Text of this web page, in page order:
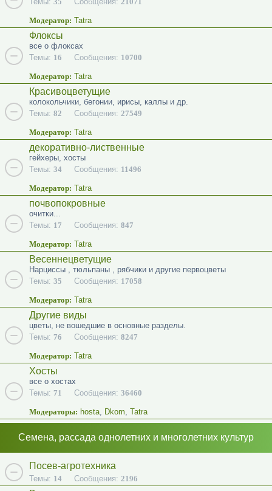
Модератор: Tatra
Флоксы
все о флоксах
Темы: 16 Сообщения: 10700
Модератор: Tatra
Красивоцветущие
колокольчики, бегонии, ирисы, каллы и др.
Темы: 82 Сообщения: 27549
Модератор: Tatra
декоративно-лиственные
гейхеры, хосты
Темы: 34 Сообщения: 11496
Модератор: Tatra
почвопокровные
очитки...
Темы: 17 Сообщения: 847
Модератор: Tatra
Весеннецветущие
Нарциссы , тюльпаны , рябчики и другие первоцветы
Темы: 35 Сообщения: 17058
Модератор: Tatra
Другие виды
цветы, не вошедшие в основные разделы.
Темы: 76 Сообщения: 8247
Модератор: Tatra
Хосты
все о хостах
Темы: 71 Сообщения: 36460
Модераторы: hosta, Dkom, Tatra
Семена, рассада однолетних и многолетних культур
Посев-агротехника
Темы: 14 Сообщения: 2196